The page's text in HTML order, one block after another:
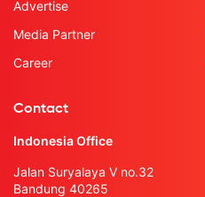
Advertise
Media Partner
Career
Contact
Indonesia Office
Jalan Suryalaya V no.32
Bandung 40265